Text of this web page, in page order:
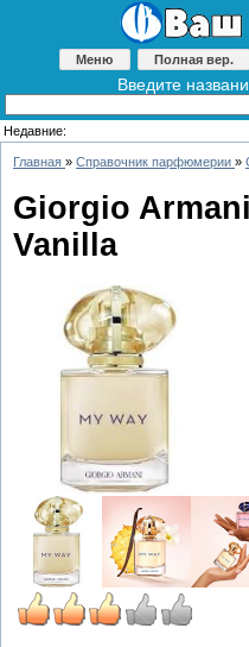
Меню Полная вер.
Введите
Недавние:
Главная » Справочник парфюмерии »
Giorgio
Vanilla